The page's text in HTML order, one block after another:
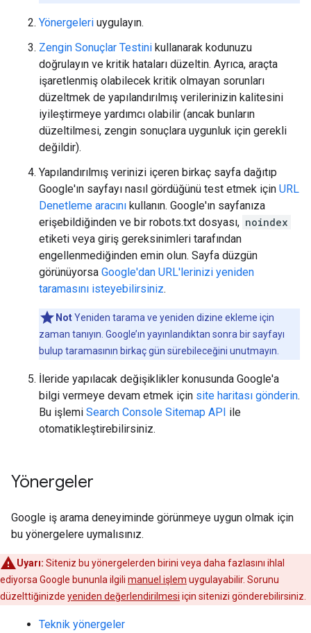
Yönergeleri uygulayın.
Zengin Sonuçlar Testini kullanarak kodunuzu
doğrulayın ve kritik hataları düzeltin. Ayrıca, araçta
işaretlenmiş olabilecek kritik olmayan sorunları
düzeltmek de yapılandırılmış verilerinizin kalitesini
iyileştirmeye yardımcı olabilir (ancak bunların
düzeltilmesi, zengin sonuçlara uygunluk için gerekli
değildir).
Yapılandırılmış verinizi içeren birkaç sayfa dağıtıp
Google'ın sayfayı nasıl gördüğünü test etmek için URL
Denetleme aracını kullanın. Google'ın sayfanıza
erişebildiğinden ve bir robots.txt dosyası, noindex
etiketi veya giriş gereksinimleri tarafından
engellenmediğinden emin olun. Sayfa düzgün
görünüyorsa Google'dan URL'lerinizi yeniden
taramasını isteyebilirsiniz.
NotYeniden tarama ve yeniden dizine ekleme için
zaman tanıyın. Google’ın yayınlandıktan sonra bir sayfayı
bulup taramasının birkaç gün sürebileceğini unutmayın.
İleride yapılacak değişiklikler konusunda Google'a
bilgi vermeye devam etmek için site haritası gönderin.
Bu işlemi Search Console Sitemap API ile
otomatikleştirebilirsiniz.
Yönergeler
Google iş arama deneyiminde görünmeye uygun olmak için
bu yönergelere uymalısınız.
Uyarı: Siteniz bu yönergelerden birini veya daha fazlasını ihlal
ediyorsa Google bununla ilgili manuel işlem uygulayabilir. Sorunu
düzelttiğinizde yeniden değerlendirilmesi için sitenizi gönderebilirsiniz.
Teknik yönergeler